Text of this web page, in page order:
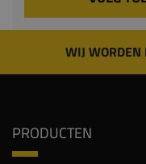
WIJ WORDEN
PRODUCTEN